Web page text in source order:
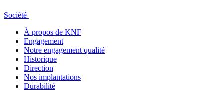
Société
À propos de KNF
Engagement
Notre engagement qualité
Historique
Direction
Nos implantations
Durabilité